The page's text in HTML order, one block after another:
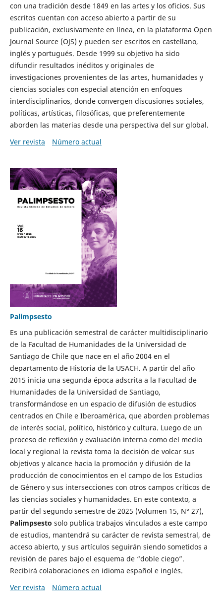
con una tradición desde 1849 en las artes y los oficios. Sus
escritos cuentan con acceso abierto a partir de su
publicación, exclusivamente en línea, en la plataforma Open
Journal Source (OJS) y pueden ser escritos en castellano,
inglés y portugués. Desde 1999 su objetivo ha sido
difundir resultados inéditos y originales de
investigaciones provenientes de las artes, humanidades y
ciencias sociales con especial atención en enfoques
interdisciplinarios, donde convergen discusiones sociales,
políticas, artísticas, filosóficas, que preferentemente
aborden las materias desde una perspectiva del sur global.
Ver revista
Número actual
Palimpsesto
Es una publicación semestral de carácter multidisciplinario
de la Facultad de Humanidades de la Universidad de
Santiago de Chile que nace en el año 2004 en el
departamento de Historia de la USACH. A partir del año
2015 inicia una segunda época adscrita a la Facultad de
Humanidades de la Universidad de Santiago,
transformándose en un espacio de difusión de estudios
centrados en Chile e Iberoamérica, que aborden problemas
de interés social, político, histórico y cultura. Luego de un
proceso de reflexión y evaluación interna como del medio
local y regional la revista toma la decisión de volcar sus
objetivos y alcance hacia la promoción y difusión de la
producción de conocimientos en el campo de los Estudios
de Género y sus intersecciones con otros campos críticos de
las ciencias sociales y humanidades. En este contexto, a
partir del segundo semestre de 2025 (Volumen 15, N° 27),
Palimpsesto solo publica trabajos vinculados a este campo
de estudios, mantendrá su carácter de revista semestral, de
acceso abierto, y sus artículos seguirán siendo sometidos a
revisión de pares bajo el esquema de “doble ciego”.
Recibirá colaboraciones en idioma español e inglés.
Ver revista
Número actual